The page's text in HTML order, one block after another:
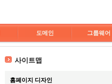
도메인 그룹웨어
사이트맵
홈페이지 디자인